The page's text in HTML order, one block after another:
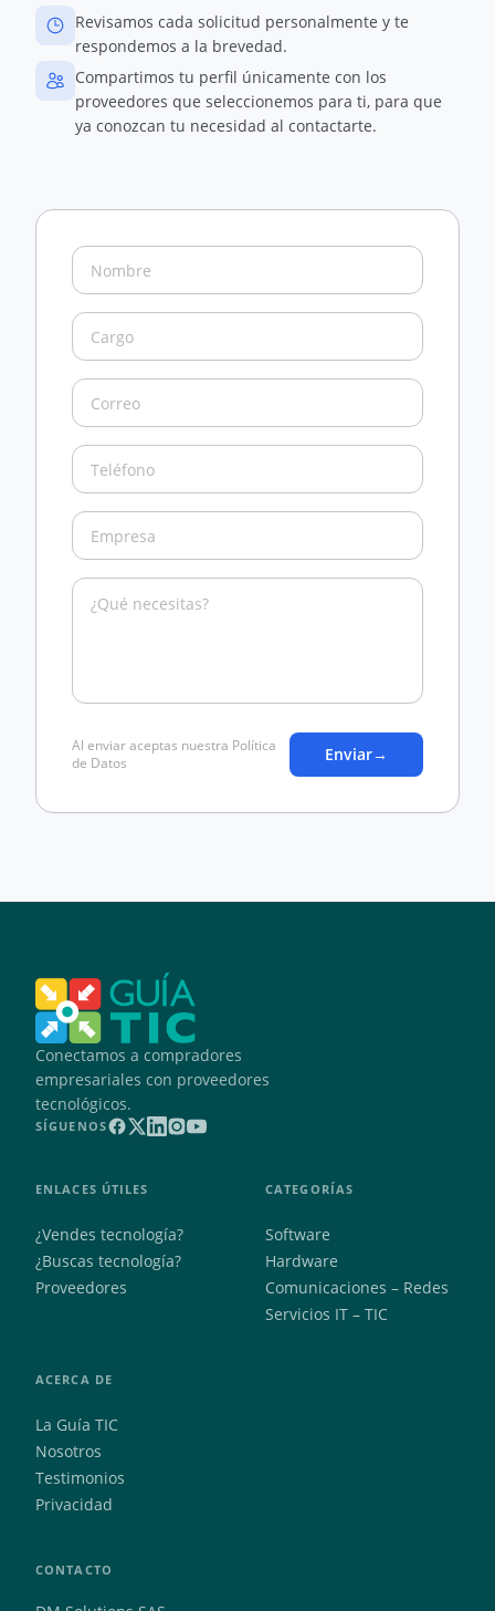
Revisamos cada solicitud personalmente y te
respondemos a la brevedad.
Compartimos tu perfil únicamente con los
proveedores que seleccionemos para ti, para que
ya conozcan tu necesidad al contactarte.
Al enviar aceptas nuestra Política
de Datos
Enviar→
Conectamos a compradores
empresariales con proveedores
tecnológicos.
SÍGUENOS
ENLACES ÚTILES
¿Vendes tecnología?
¿Buscas tecnología?
Proveedores
CATEGORÍAS
Software
Hardware
Comunicaciones – Redes
Servicios IT – TIC
ACERCA DE
La Guía TIC
Nosotros
Testimonios
Privacidad
CONTACTO